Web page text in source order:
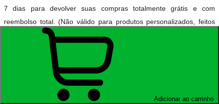
7 dias para devolver suas compras totalmente grátis e com
reembolso total. (Não válido para produtos personalizados, feitos
conforme a solicitação do cliente).
Satisfação garantida ou seu dinheiro de volta!
rápida e sem burocracia)
Nossos produtos são produzidos com insumos
Adicionar ao carrinho